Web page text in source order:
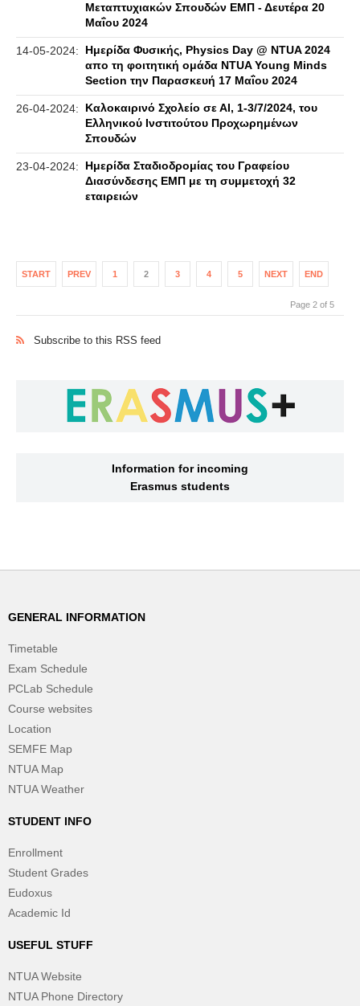
Μεταπτυχιακών Σπουδών ΕΜΠ - Δευτέρα 20
Μαΐου 2024
14-05-2024:
Ημερίδα Φυσικής, Physics Day @ NTUA 2024
απο τη φοιτητική ομάδα NTUA Young Minds
Section την Παρασκευή 17 Μαΐου 2024
26-04-2024:
Καλοκαιρινό Σχολείο σε ΑΙ, 1-3/7/2024, του
Ελληνικού Ινστιτούτου Προχωρημένων
Σπουδών
23-04-2024:
Ημερίδα Σταδιοδρομίας του Γραφείου
Διασύνδεσης ΕΜΠ με τη συμμετοχή 32
εταιρειών
START PREV 1 2 3 4 5 NEXT END
Page 2 of 5
Subscribe to this RSS feed
Information for incoming
Erasmus students
GENERAL INFORMATION
Timetable
Exam Schedule
PCLab Schedule
Course websites
Location
SEMFE Map
NTUA Map
NTUA Weather
STUDENT INFO
Enrollment
Student Grades
Eudoxus
Academic Id
USEFUL STUFF
NTUA Website
NTUA Phone Directory